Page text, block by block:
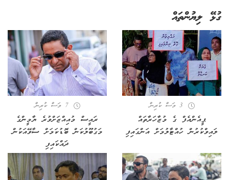
ގުޅޭ ލިޔުންތައް
3 މަސް ކުރިން
ޕީއެންއެފް ގެ މުޒާހަރާތައް
ލައިވްކުރުން ހުއްޓާލުމަށް އަންގައިފި
7 މަސް ކުރިން
ރައީސް މުއިއްޒަށްވުރެ ޔާމީންގެ
މަގުބޫލުކަން ބޮޑުކަމަށް ސާވޭއަކުން
ދައްކައިފި